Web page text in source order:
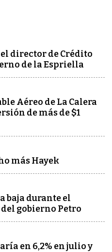
director de Crédito
de la Espriella
Aéreo de La Calera
de más de $1
más Hayek
baja durante el
gobierno Petro
en 6,2% en julio y